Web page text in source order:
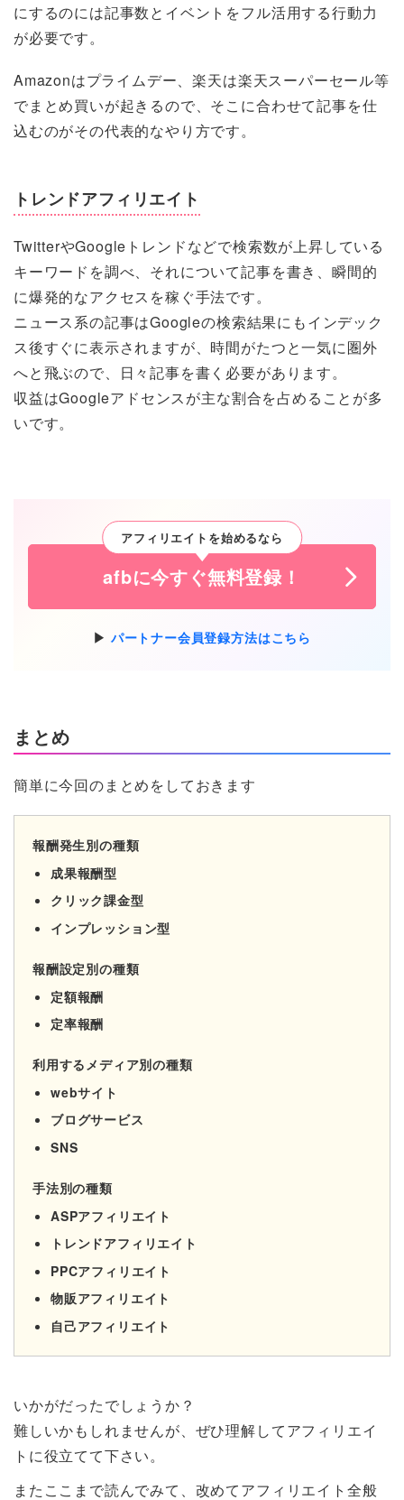
にするのには記事数とイベントをフル活用する行動力
が必要です。
Amazonはプライムデー、楽天は楽天スーパーセール等
でまとめ買いが起きるので、そこに合わせて記事を仕
込むのがその代表的なやり方です。
トレンドアフィリエイト
TwitterやGoogleトレンドなどで検索数が上昇している
キーワードを調べ、それについて記事を書き、瞬間的
に爆発的なアクセスを稼ぐ手法です。
ニュース系の記事はGoogleの検索結果にもインデック
ス後すぐに表示されますが、時間がたつと一気に圏外
へと飛ぶので、日々記事を書く必要があります。
収益はGoogleアドセンスが主な割合を占めることが多
いです。
アフィリエイトを始めるなら
afbに今すぐ無料登録！
パートナー会員登録方法はこちら
まとめ
簡単に今回のまとめをしておきます
報酬発生別の種類
成果報酬型
クリック課金型
インプレッション型
報酬設定別の種類
定額報酬
定率報酬
利用するメディア別の種類
webサイト
ブログサービス
SNS
手法別の種類
ASPアフィリエイト
トレンドアフィリエイト
PPCアフィリエイト
物販アフィリエイト
自己アフィリエイト
いかがだったでしょうか？
難しいかもしれませんが、ぜひ理解してアフィリエイ
トに役立てて下さい。
またここまで読んでみて、改めてアフィリエイト全般